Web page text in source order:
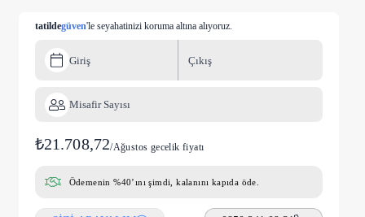
tatildegüven'le seyahatinizi koruma altına alıyoruz.
Giriş Çıkış
Misafir Sayısı
₺21.708,72/Ağustos gecelik fiyatı
Ödemenin %40’ını şimdi, kalanını kapıda öde.